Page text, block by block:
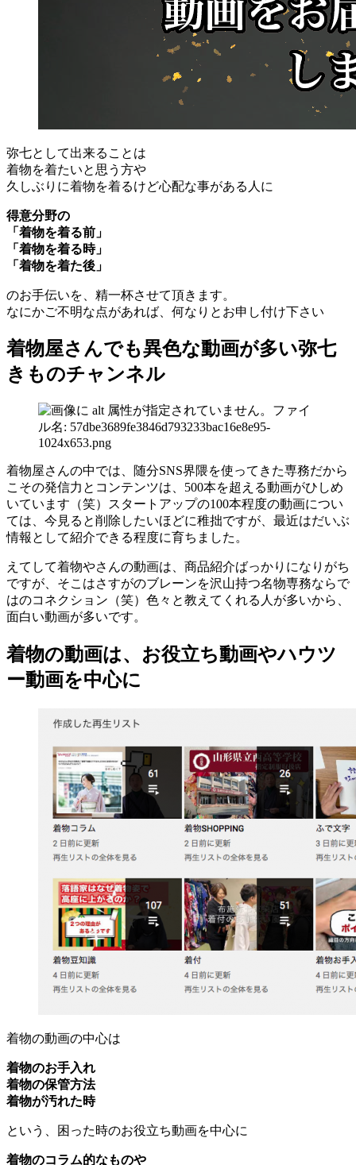
弥七として出来ることは
着物を着たいと思う方や
久しぶりに着物を着るけど心配な事がある人に
得意分野の
「着物を着る前」
「着物を着る時」
「着物を着た後」
のお手伝いを、精一杯させて頂きます。
なにかご不明な点があれば、何なりとお申し付け下さい
着物屋さんでも異色な動画が多い弥七
きものチャンネル
着物屋さんの中では、随分SNS界隈を使ってきた専務だから
こその発信力とコンテンツは、500本を超える動画がひしめ
いています（笑）スタートアップの100本程度の動画につい
ては、今見ると削除したいほどに稚拙ですが、最近はだいぶ
情報として紹介できる程度に育ちました。
えてして着物やさんの動画は、商品紹介ばっかりになりがち
ですが、そこはさすがのブレーンを沢山持つ名物専務ならで
はのコネクション（笑）色々と教えてくれる人が多いから、
面白い動画が多いです。
着物の動画は、お役立ち動画やハウツ
ー動画を中心に
着物の動画の中心は
着物のお手入れ
着物の保管方法
着物が汚れた時
という、困った時のお役立ち動画を中心に
着物のコラム的なものや